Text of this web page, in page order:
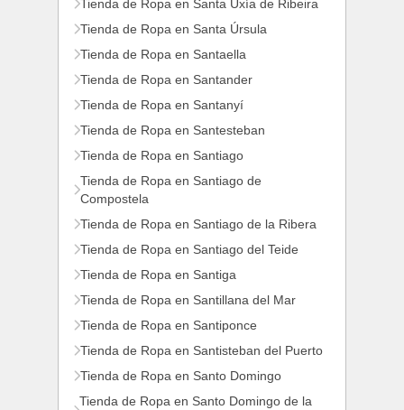
Tienda de Ropa en Santa Uxía de Ribeira
Tienda de Ropa en Santa Úrsula
Tienda de Ropa en Santaella
Tienda de Ropa en Santander
Tienda de Ropa en Santanyí
Tienda de Ropa en Santesteban
Tienda de Ropa en Santiago
Tienda de Ropa en Santiago de
Compostela
Tienda de Ropa en Santiago de la Ribera
Tienda de Ropa en Santiago del Teide
Tienda de Ropa en Santiga
Tienda de Ropa en Santillana del Mar
Tienda de Ropa en Santiponce
Tienda de Ropa en Santisteban del Puerto
Tienda de Ropa en Santo Domingo
Tienda de Ropa en Santo Domingo de la